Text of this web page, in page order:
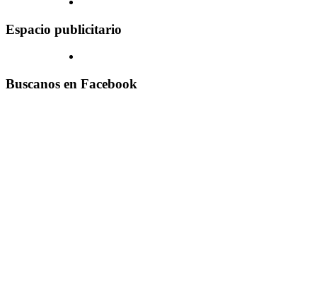
Espacio publicitario
Buscanos en Facebook